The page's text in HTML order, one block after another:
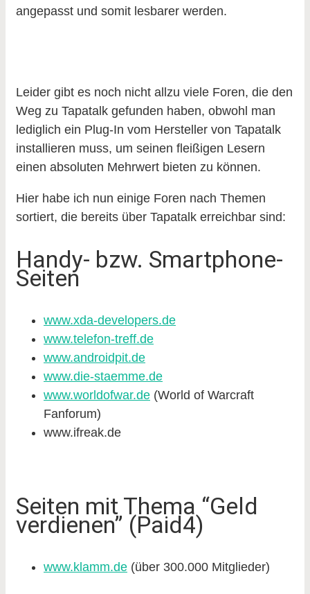
angepasst und somit lesbarer werden.
Leider gibt es noch nicht allzu viele Foren, die den
Weg zu Tapatalk gefunden haben, obwohl man
lediglich ein Plug-In vom Hersteller von Tapatalk
installieren muss, um seinen fleißigen Lesern
einen absoluten Mehrwert bieten zu können.
Hier habe ich nun einige Foren nach Themen
sortiert, die bereits über Tapatalk erreichbar sind:
Handy- bzw. Smartphone-
Seiten
www.xda-developers.de
www.telefon-treff.de
www.androidpit.de
www.die-staemme.de
www.worldofwar.de (World of Warcraft
Fanforum)
www.ifreak.de
Seiten mit Thema “Geld
verdienen” (Paid4)
www.klamm.de (über 300.000 Mitglieder)